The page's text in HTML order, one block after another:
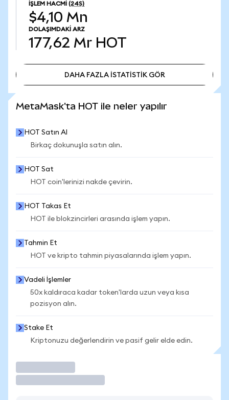
İŞLEM HACMI (24S)
$4,10 Mn
DOLAŞIMDAKI ARZ
177,62 Mr HOT
DAHA FAZLA İSTATİSTİK GÖR
MetaMask'ta HOT ile neler yapılır
HOT Satın Al
Birkaç dokunuşla satın alın.
HOT Sat
HOT coin'lerinizi nakde çevirin.
HOT Takas Et
HOT ile blokzincirleri arasında işlem yapın.
Tahmin Et
HOT ve kripto tahmin piyasalarında işlem yapın.
Vadeli İşlemler
50x kaldıraca kadar token'larda uzun veya kısa
pozisyon alın.
Stake Et
Kriptonuzu değerlendirin ve pasif gelir elde edin.